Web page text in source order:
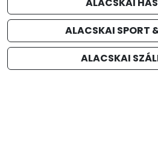
ALACSKAI SPORT
ALACSKAI